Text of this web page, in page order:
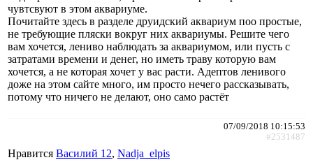
чувтсвуют в этом аквариуме.
Почитайте здесь в разделе друидский аквариум поо простые,
не требующие пляски вокруг них аквариумы. Решите чего
вам хочется, лениво наблюдать за аквариумом, или пусть с
затратами времени и денег, но иметь траву которую вам
хочется, а не которая хочет у вас расти. Адептов ленивого
доже на этом сайте много, им просто нечего рассказывать,
потому что ничего не делают, оно само растёт
07/09/2018 10:15:53
#2531487
Нравится Василий 12, Nadja_elpis